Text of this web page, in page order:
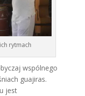
rytmach
wspólnego
guajiras.
jest